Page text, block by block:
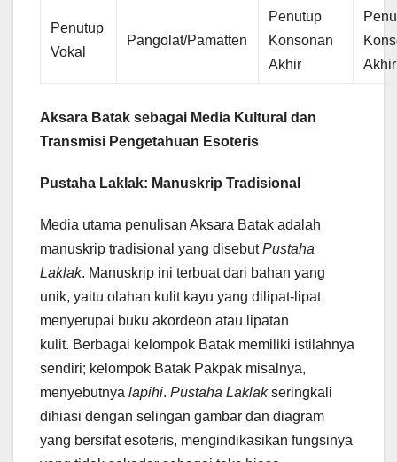
Penutup
Vokal
Pangolat/Pamatten
Penutup
Konsonan
Akhir
Akhir
Aksara Batak sebagai Media Kultural dan
Transmisi Pengetahuan Esoteris
Pustaha Laklak: Manuskrip Tradisional
Media utama penulisan Aksara Batak adalah
manuskrip tradisional yang disebutPustaha
Laklak. Manuskrip ini terbuat dari bahan yang
unik, yaitu olahan kulit kayu yang dilipat-lipat
menyerupai buku akordeon atau lipatan
kulit. Berbagai kelompok Batak memiliki istilahnya
sendiri; kelompok Batak Pakpak misalnya,
menyebutnya lapihi. Pustaha Laklakseringkali
dihiasi dengan selingan gambar dan diagram
yang bersifat esoteris, mengindikasikan fungsinya